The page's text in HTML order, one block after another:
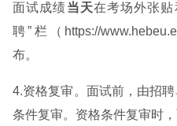
面试成绩当天在考场外张贴
聘”栏（https://
布。
4.资格复审。面试前，由招
条件复审。资格条件复审时